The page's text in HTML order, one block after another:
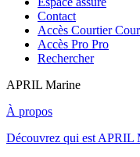
Contact
Accès Courtier
Accès Pro Pro
Rechercher
APRIL Marine
À propos
Découvrez qui est APRIL